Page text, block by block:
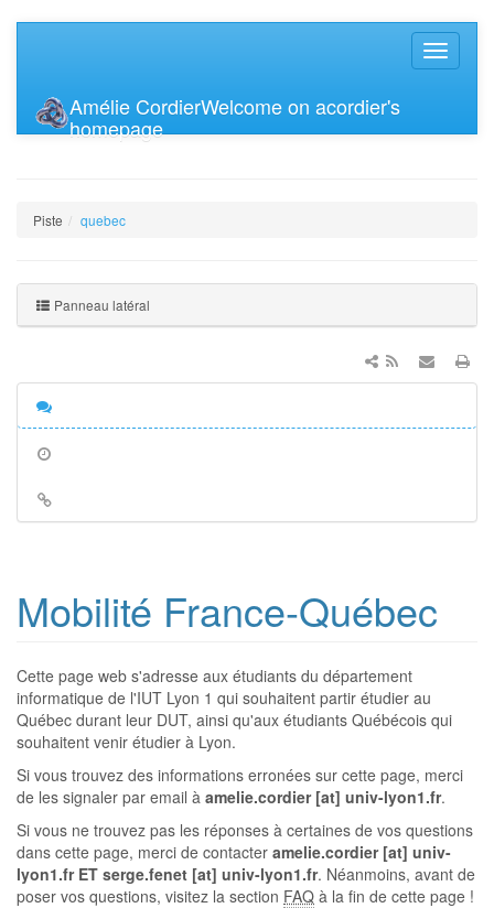
Amélie CordierWelcome on acordier's
homepage
Piste quebec
Panneau latéral
de
Mobilité France-Québec
Cette page web s'adresse aux étudiants du département
informatique de l'IUT Lyon 1 qui souhaitent partir étudier au
Québec durant leur DUT, ainsi qu'aux étudiants Québécois qui
souhaitent venir étudier à Lyon.
Si vous trouvez des informations erronées sur cette page, merci
de les signaler par email à amelie.cordier [at] univ-lyon1.fr.
Si vous ne trouvez pas les réponses à certaines de vos questions
dans cette page, merci de contacter amelie.cordier [at] univ-
lyon1.fr ET serge.fenet [at] univ-lyon1.fr. Néanmoins, avant de
poser vos questions, visitez la section FAQ à la fin de cette page !